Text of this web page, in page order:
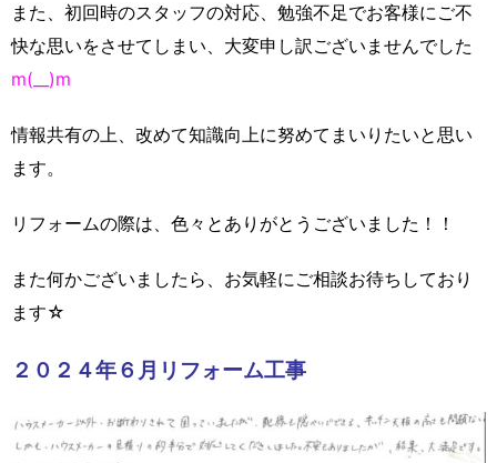
また、初回時のスタッフの対応、勉強不足でお客様にご不
快な思いをさせてしまい、大変申し訳ございませんでした
m(__)m
情報共有の上、改めて知識向上に努めてまいりたいと思い
ます。
リフォームの際は、色々とありがとうございました！！
また何かございましたら、お気軽にご相談お待ちしており
ます☆
２０２４年６月リフォーム工事